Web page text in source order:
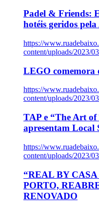
Padel & Friends:
hotéis geridos
https://
content/uploads/2023/
LEGO comemora
https://
content/uploads/2023/
TAP e “The Art
apresentam Local
https://
content/uploads/2023/
“REAL BY
PORTO,
RENOVADO